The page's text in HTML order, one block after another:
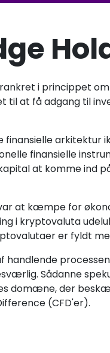
i princippet
til at få adgang til
arkitektur
finansielle
at komme ind
at kæmpe for
i kryptovaluta
er fyldt
handlende
Sådanne
domæne, der
(CFD'er).